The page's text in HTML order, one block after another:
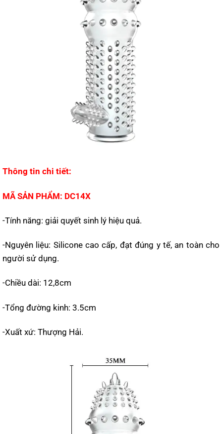
Thông tin chi tiết:
MÃ SẢN PHẨM: DC14X
-Tính năng: giải quyết sinh lý hiệu quả.
-Nguyên liệu: Silicone cao cấp, đạt đúng y tế, an toàn cho
người sử dụng.
-Chiều dài: 12,8cm
-Tổng đường kinh: 3.5cm
-Xuất xứ: Thượng Hải.